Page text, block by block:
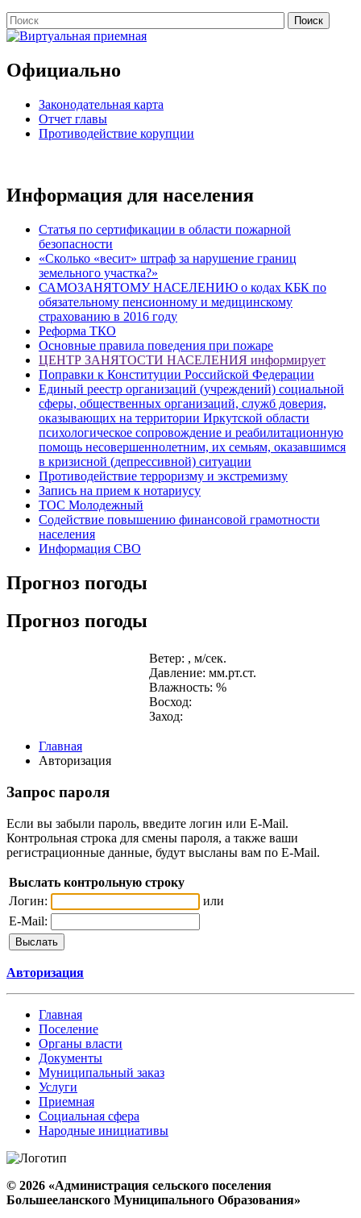
Официально
Законодательная карта
Отчет главы
Противодействие корупции
Информация для населения
Статья по сертификации в области пожарной
безопасности
«Сколько «весит» штраф за нарушение границ
земельного участка?»
САМОЗАНЯТОМУ НАСЕЛЕНИЮ о кодах КБК по
обязательному пенсионному и медицинскому
страхованию в 2016 году
Реформа ТКО
Основные правила поведения при пожаре
ЦЕНТР ЗАНЯТОСТИ НАСЕЛЕНИЯ информирует
Поправки к Конституции Российской Федерации
Единый реестр организаций (учреждений) социальной
сферы, общественных организаций, служб доверия,
оказывающих на территории Иркутской области
психологическое сопровождение и реабилитационную
помощь несовершеннолетним, их семьям, оказавшимся
в кризисной (депрессивной) ситуации
Противодействие терроризму и экстремизму
Запись на прием к нотариусу
ТОС Молодежный
Содействие повышению финансовой грамотности
населения
Информация СВО
Прогноз погоды
Прогноз погоды
Ветер: , м/сек.
Давление: мм.рт.ст.
Влажность: %
Восход:
Заход:
Главная
Авторизация
Запрос пароля
Если вы забыли пароль, введите логин или E-Mail.
Контрольная строка для смены пароля, а также ваши
регистрационные данные, будут высланы вам по E-Mail.
Выслать контрольную строку
Логин:
или
E-Mail:
Авторизация
Главная
Поселение
Органы власти
Документы
Муниципальный заказ
Услуги
Приемная
Социальная сфера
Народные инициативы
© 2026 «Администрация сельского поселения
Большееланского Муниципального Образования»